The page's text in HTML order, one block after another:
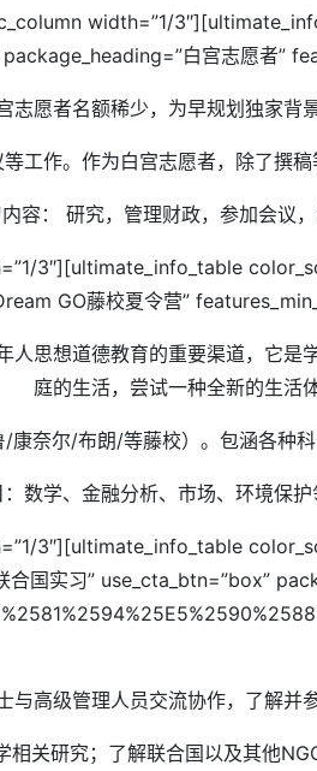
width=”1/
白宫志愿者”
志愿者名额稀少，为早规划独家背
工作。作为白宫志愿者，除了撰
容： 研究，管理财政，参加会议，
3″][ultimate_info_table
GO藤校夏令营”
思想道德教育的重要渠道，它
庭的生活，尝试一种全新的生活体
奈尔/布朗/等藤校）。包涵各种
数学、金融分析、市场、环境保护
3″][ultimate_info_table
国实习” use_cta_btn=”box”
高级管理人员交流协作，了解并
相关研究；了解联合国以及其他